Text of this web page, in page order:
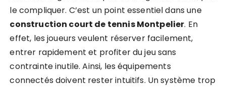
le compliquer. C’est un point essentiel dans une
construction court de tennis Montpelier. En
effet, les joueurs veulent réserver facilement,
entrer rapidement et profiter du jeu sans
contrainte inutile. Ainsi, les équipements
connectés doivent rester intuitifs. Un système trop